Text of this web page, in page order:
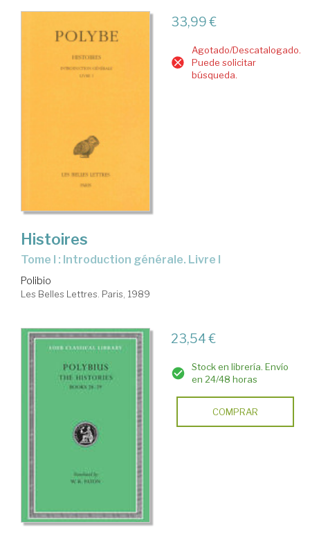
33,99 €
Agotado/Descatalogado.
Puede solicitar
búsqueda.
Histoires
Tome I : Introduction générale. Livre I
Polibio
Les Belles Lettres. Paris, 1989
23,54 €
Stock en librería. Envío
en 24/48 horas
COMPRAR